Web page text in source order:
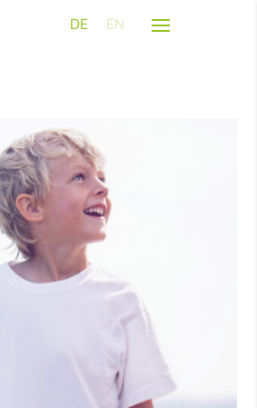
DE EN